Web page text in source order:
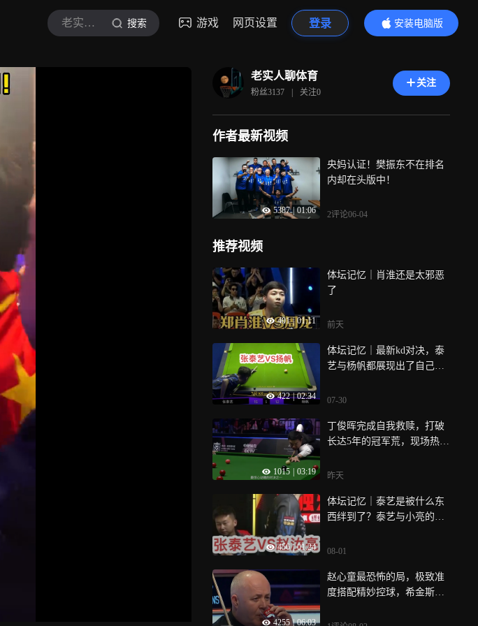
老实人聊体育 搜索 游戏 网页设置 登录
安装电脑版
内容更精彩
老实人聊体育
粉丝3137 | 关注0
关注
作者最新视频
5387 | 01:06
央妈认证！樊振东不在排名
内却在头版中！
2评论06-04
推荐视频
401 | 01:11
体坛记忆｜肖淮还是太邪恶
了
前天
422 | 02:34
体坛记忆｜最新kd对决，泰
艺与杨帆都展现出了自己的
07-30
1015 03:19
丁俊晖完成自我救赎，打破
长达5年的冠军荒，现场热血
昨天
456 | 01:24
体坛记忆｜泰艺是被什么东
西绊到了？泰艺与小亮的对
08-01
4255 | 06:03
赵心童最恐怖的局，极致准
度搭配精妙控球，希金斯毫